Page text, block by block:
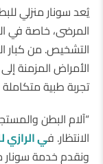
يُعد سونار منزلي
المرضى، خاصة في
التشخيص. من كبار
الأمراض المزمنة
تجربة طبية
“آلام البطن
الانتظار. في
ونقدم خدمة سونار